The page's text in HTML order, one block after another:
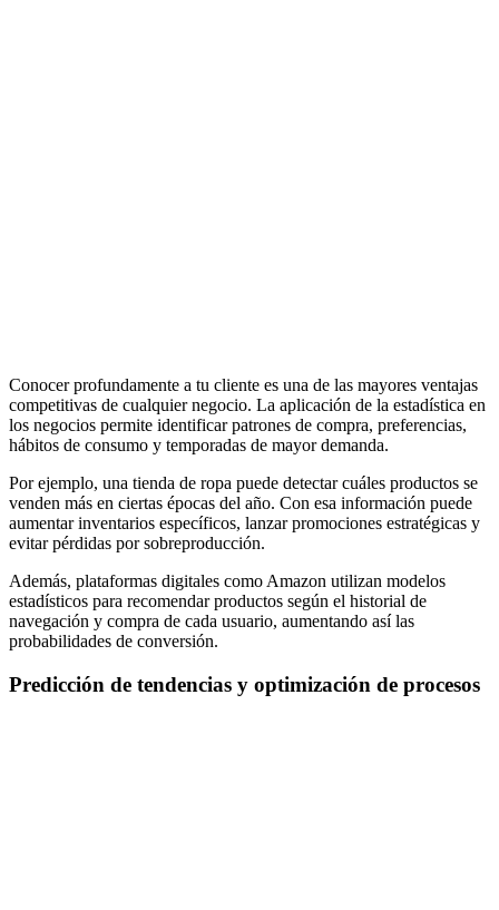
Conocer profundamente a tu cliente es una de las mayores ventajas
competitivas de cualquier negocio. La aplicación de la estadística en
los negocios permite identificar patrones de compra, preferencias,
hábitos de consumo y temporadas de mayor demanda.
Por ejemplo, una tienda de ropa puede detectar cuáles productos se
venden más en ciertas épocas del año. Con esa información puede
aumentar inventarios específicos, lanzar promociones estratégicas y
evitar pérdidas por sobreproducción.
Además, plataformas digitales como Amazon utilizan modelos
estadísticos para recomendar productos según el historial de
navegación y compra de cada usuario, aumentando así las
probabilidades de conversión.
Predicción de tendencias y optimización de procesos